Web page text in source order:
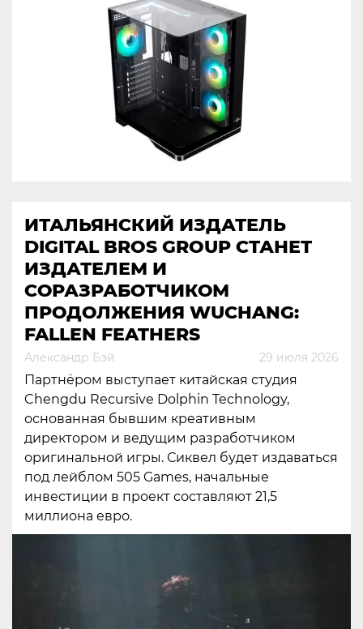
ИТАЛЬЯНСКИЙ ИЗДАТЕЛЬ
DIGITAL BROS GROUP СТАНЕТ
ИЗДАТЕЛЕМ И
СОРАЗРАБОТЧИКОМ
ПРОДОЛЖЕНИЯ WUCHANG:
FALLEN FEATHERS
Александр Бэй 29 июля 2026
Партнёром выступает китайская студия
Chengdu Recursive Dolphin Technology,
основанная бывшим креативным
директором и ведущим разработчиком
оригинальной игры. Сиквел будет издаваться
под лейблом 505 Games, начальные
инвестиции в проект составляют 21,5
миллиона евро.